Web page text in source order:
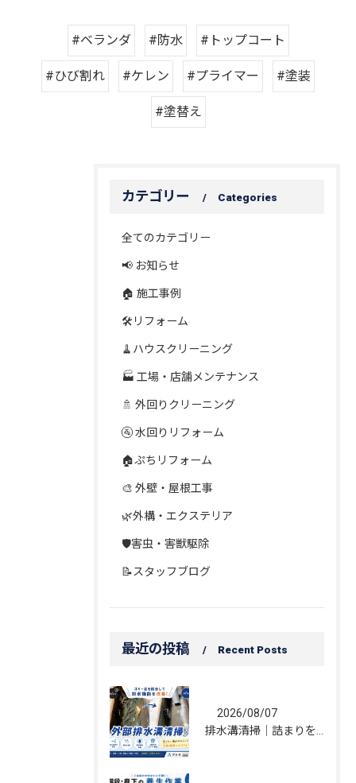
#ベランダ #防水 #トップコート
#ひび割れ #ケレン #プライマー #塗装
#塗替え
カテゴリー Categories
全てのカテゴリー
📢 お知らせ
🏠 施工事例
🛠️リフォーム
🧹ハウスクリーニング
🏭 工場・店舗メンテナンス
🚿 外回りクリーニング
🚰 水回りリフォーム
🏠ぷちリフォーム
🎨 外壁・屋根工事
🌿外構・エクステリア
🛡️害虫・害獣駆除
📝スタッフブログ
最近の投稿 Recent Posts
2026/08/07